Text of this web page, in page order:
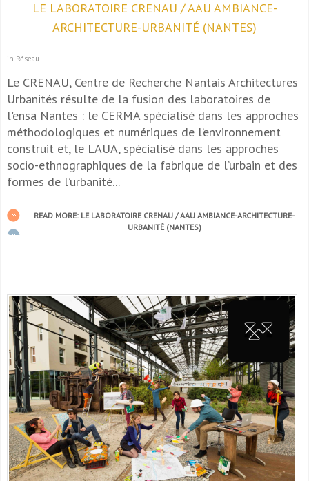
LE LABORATOIRE CRENAU / AAU AMBIANCE-
ARCHITECTURE-URBANITÉ (NANTES)
in Réseau
Le CRENAU, Centre de Recherche Nantais Architectures
Urbanités résulte de la fusion des laboratoires de
l'ensa Nantes : le CERMA spécialisé dans les approches
méthodologiques et numériques de l’environnement
construit et, le LAUA, spécialisé dans les approches
socio-ethnographiques de la fabrique de l’urbain et des
formes de l’urbanité...
READ MORE: LE LABORATOIRE CRENAU / AAU AMBIANCE-ARCHITECTURE-
URBANITÉ (NANTES)